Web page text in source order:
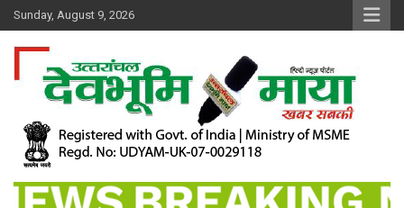
Skip
to
content
Sunday, August 9, 2026
Dev Bhoomi Maya